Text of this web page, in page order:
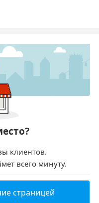
клиентов.
всего минуту.
страницей